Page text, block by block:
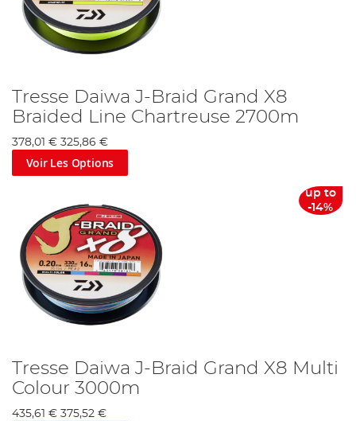
Tresse Daiwa J-Braid Grand X8
Braided Line Chartreuse 2700m
378,01 € 325,86 €
Voir Les Options
up to
-14%
Tresse Daiwa J-Braid Grand X8 Multi
Colour 3000m
435,61 € 375,52 €